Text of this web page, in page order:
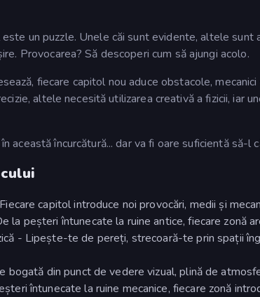
un puzzle. Unele căi sunt evidente, altele sunt
Provocarea? Să descoperi cum să ajungi acolo.
fiecare capitol nou aduce obstacole,
altele necesită utilizarea creativă a fizicii, iar
această încurcătură... dar va fi oare suficientă să-l
capitol introduce noi provocări, medii și
la peșteri întunecate la ruine antice, fiecare zonă
- Lipește-te de pereți, strecoară-te prin spații
bogată din punct de vedere vizual, plină de
întunecate la ruine mecanice, fiecare zonă